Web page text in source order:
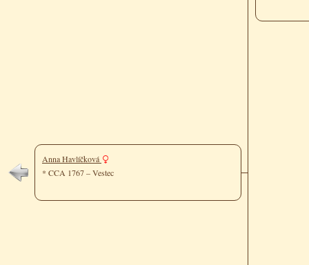
Anna Havlíčková
* CCA 1767 – Vestec